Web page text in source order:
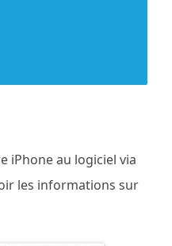
iPhone au logiciel via
les informations sur